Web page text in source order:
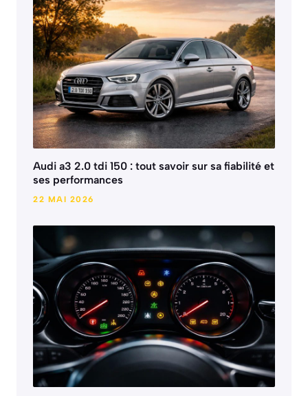
Audi a3 2.0 tdi 150 : tout savoir sur sa fiabilité et
ses performances
22 MAI 2026